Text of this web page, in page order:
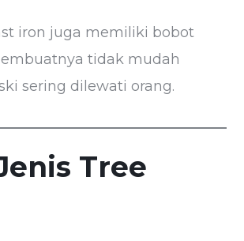
iron juga memiliki bobot
tidak mudah
sering dilewati orang.
Tree